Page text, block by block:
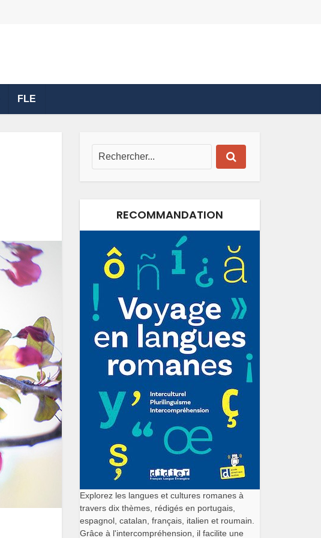
FLE
RECOMMANDATION
Explorez les langues et cultures romanes à
travers dix thèmes, rédigés en portugais,
espagnol, catalan, français, italien et roumain.
Grâce à l'intercompréhension, il facilite une